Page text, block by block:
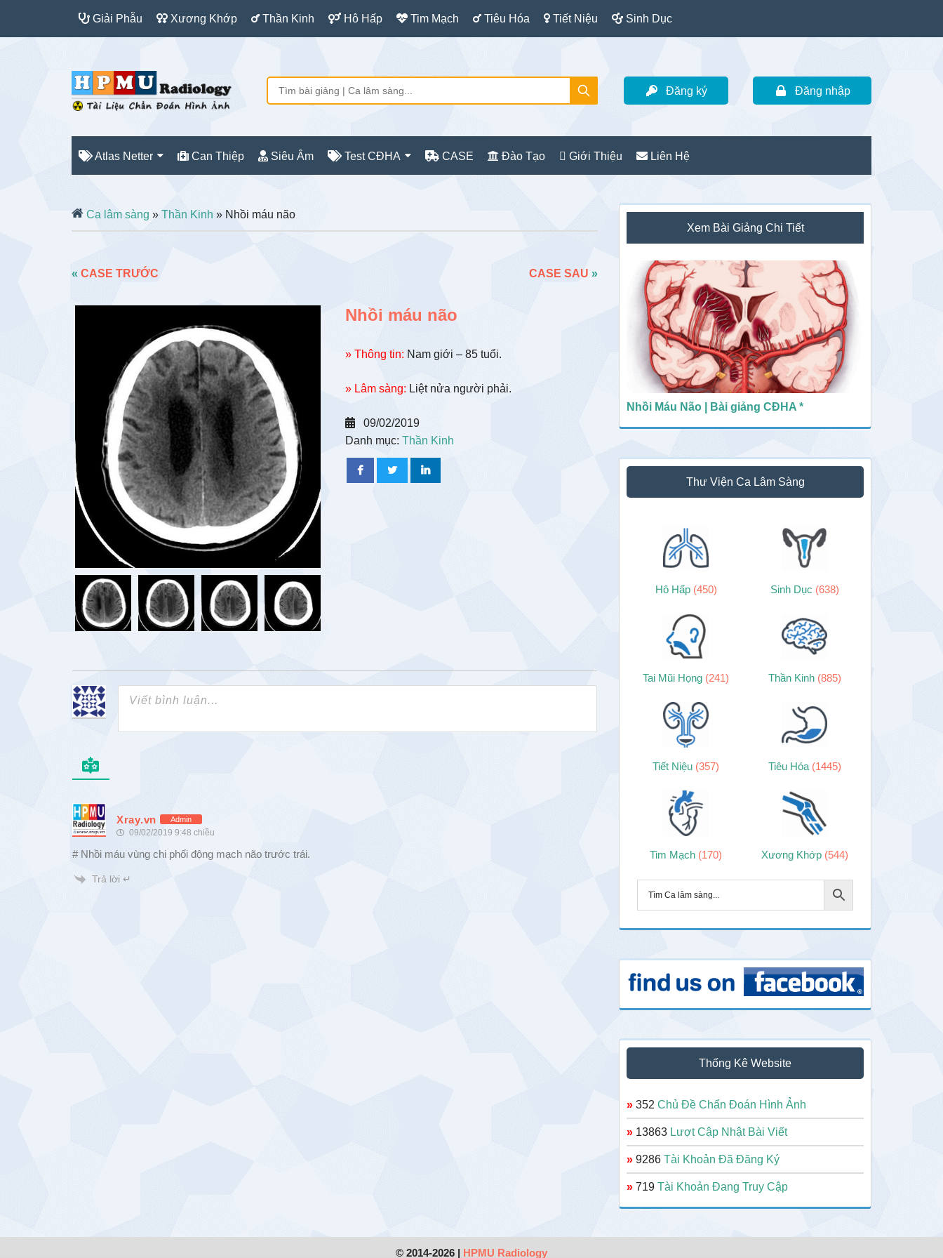
Giải Phẫu Xương Khớp Thần Kinh Hô Hấp Tim Mạch Tiêu Hóa Tiết Niệu Sinh Dục
Đăng ký Đăng nhập
Atlas Netter Can Thiệp Siêu Âm Test CĐHA CASE Đào Tạo Giới Thiệu Liên Hệ
Ca lâm sàng » Thần Kinh » Nhồi máu não
« CASE TRƯỚC CASE SAU »
Nhồi máu não
» Thông tin: Nam giới – 85 tuổi.
» Lâm sàng: Liệt nửa người phải.
09/02/2019
Danh mục: Thần Kinh
Xray.vn Admin
09/02/2019 9:48 chiều
# Nhồi máu vùng chi phối động mạch não trước trái.
Trả lời ↵
Sidebar
chính
Xem Bài Giảng Chi Tiết
Nhồi Máu Não | Bài giảng CĐHA *
Thư Viện Ca Lâm Sàng
Hô Hấp (450) Sinh Dục (638)
Tai Mũi Họng (241) Thần Kinh (885)
Tiết Niệu (357) Tiêu Hóa (1445)
Tim Mạch (170) Xương Khớp (544)
Thống Kê Website
» 352 Chủ Đề Chẩn Đoán Hình Ảnh
» 13863 Lượt Cập Nhật Bài Viết
» 9286 Tài Khoản Đã Đăng Ký
» 719 Tài Khoản Đang Truy Cập
© 2014-2026 | HPMU Radiology